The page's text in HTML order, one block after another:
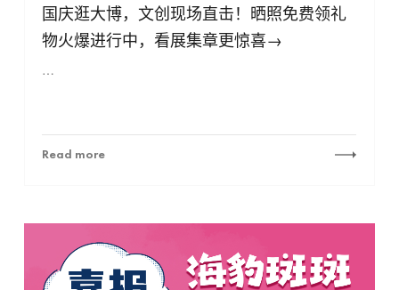
国庆逛大博，文创现场直击！晒照免费领礼
物火爆进行中，看展集章更惊喜→
…
Read more